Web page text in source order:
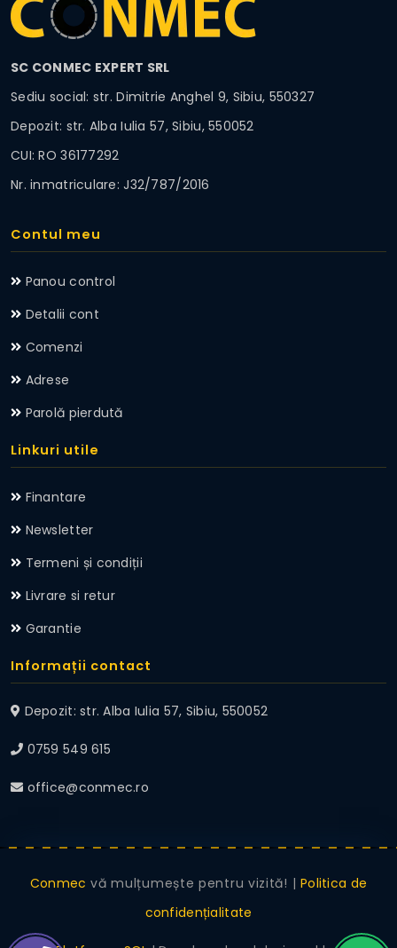
SC CONMEC EXPERT SRL
Sediu social: str. Dimitrie Anghel 9, Sibiu, 550327
Depozit: str. Alba Iulia 57, Sibiu, 550052
CUI: RO 36177292
Nr. inmatriculare: J32/787/2016
Contul meu
Panou control
Detalii cont
Comenzi
Adrese
Parolă pierdută
Linkuri utile
Finantare
Newsletter
Termeni și condiții
Livrare si retur
Garantie
Informații contact
Depozit: str. Alba Iulia 57, Sibiu, 550052
0759 549 615
office@conmec.ro
Conmec vă mulțumește pentru vizită! | Politica de
confidențialitate